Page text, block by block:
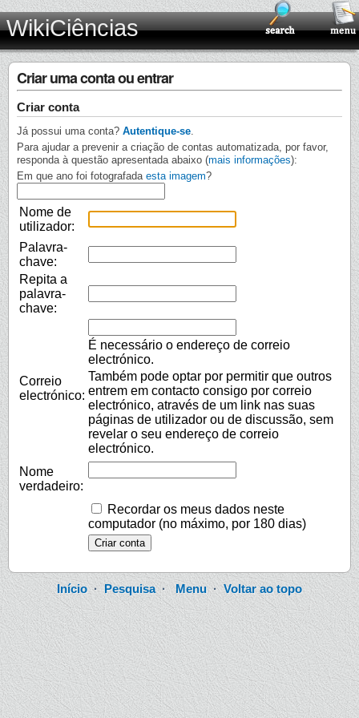
WikiCiências
Criar uma conta ou entrar
Criar conta
Já possui uma conta? Autentique-se
Para ajudar a prevenir a criação de contas automatizada, por favor,
responda à questão apresentada abaixo (mais informações):
Em que ano foi fotografada esta imagem?
Nome de
utilizador:
Palavra-
chave:
Repita a
palavra-
chave:
Correio
electrónico:
É necessário o endereço de correio
electrónico.
Também pode optar por permitir que outros
entrem em contacto consigo por correio
electrónico, através de um link nas suas
páginas de utilizador ou de discussão, sem
revelar o seu endereço de correio
electrónico.
Nome
verdadeiro:
Recordar os meus dados neste
computador (no máximo, por 180 dias)
Início·Pesquisa·Menu·Voltar ao topo